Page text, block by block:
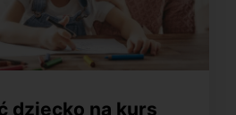
dziecko na kurs